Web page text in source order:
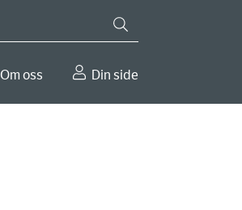
Om oss Din side